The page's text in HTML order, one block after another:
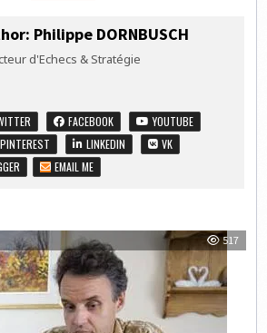
Philippe DORNBUSCH
d'Echecs & Stratégie
FACEBOOK
YOUTUBE
PINTEREST LINKEDIN
VK
EMAIL ME
517